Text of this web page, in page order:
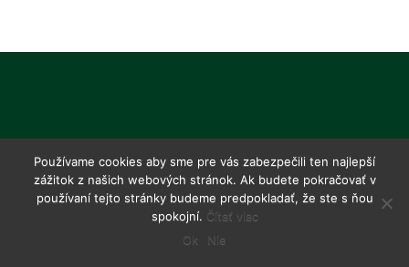
Používame cookies aby sme pre vás zabezpečili ten najlepší
zážitok z našich webových stránok. Ak budete pokračovať v
používaní tejto stránky budeme predpokladať, že ste s ňou
spokojní. Čítať viac
Ok
Nie